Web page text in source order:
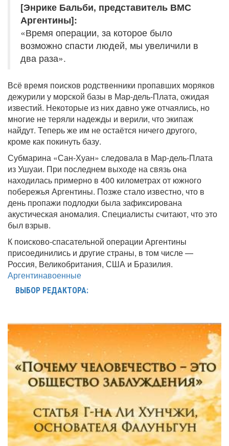
[Энрике Бальби, представитель ВМС
Аргентины]:
«Время операции, за которое было
возможно спасти людей, мы увеличили в
два раза».
Всё время поисков родственники пропавших моряков
дежурили у морской базы в Мар-дель-Плата, ожидая
известий. Некоторые из них давно уже отчаялись, но
многие не теряли надежды и верили, что экипаж
найдут. Теперь же им не остаётся ничего другого,
кроме как покинуть базу.
Субмарина «Сан-Хуан» следовала в Мар-дель-Плата
из Ушуаи. При последнем выходе на связь она
находилась примерно в 400 километрах от южного
побережья Аргентины. Позже стало известно, что в
день пропажи подлодки была зафиксирована
акустическая аномалия. Специалисты считают, что это
был взрыв.
К поисково-спасательной операции Аргентины
присоединились и другие страны, в том числе —
Россия, Великобритания, США и Бразилия.
Аргентинавоенные
ВЫБОР РЕДАКТОРА: